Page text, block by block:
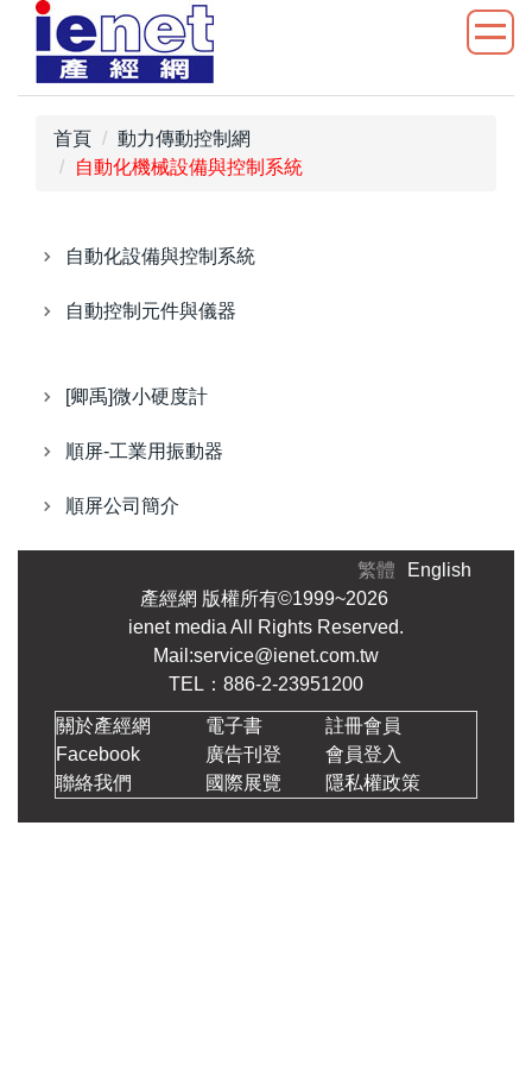
首頁
動力傳動控制網
自動化機械設備與控制系統
自動化設備與控制系統
自動控制元件與儀器
[卿禹]微小硬度計
順屏-工業用振動器
順屏公司簡介
繁體
English
產經網 版權所有©1999~2026
ienet media All Rights Reserved.
Mail:service@ienet.com.tw
TEL：886-2-23951200
關於產經網
Facebook
聯絡我們
電子書
廣告刊登
國際展覽
註冊會員
會員登入
隱私權政策